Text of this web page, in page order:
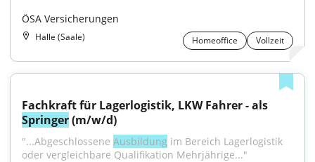
ÖSA Versicherungen
Halle (Saale) Homeoffice Vollzeit
Springer (m/w/d)
"...Abgeschlossene Ausbildung im Bereich Lagerlogistik
oder vergleichbare Qualifikation Mehrjährige..."